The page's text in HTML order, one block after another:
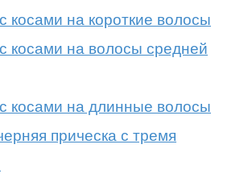
косами на короткие волосы
косами на волосы средней
косами на длинные волосы
прическа с тремя